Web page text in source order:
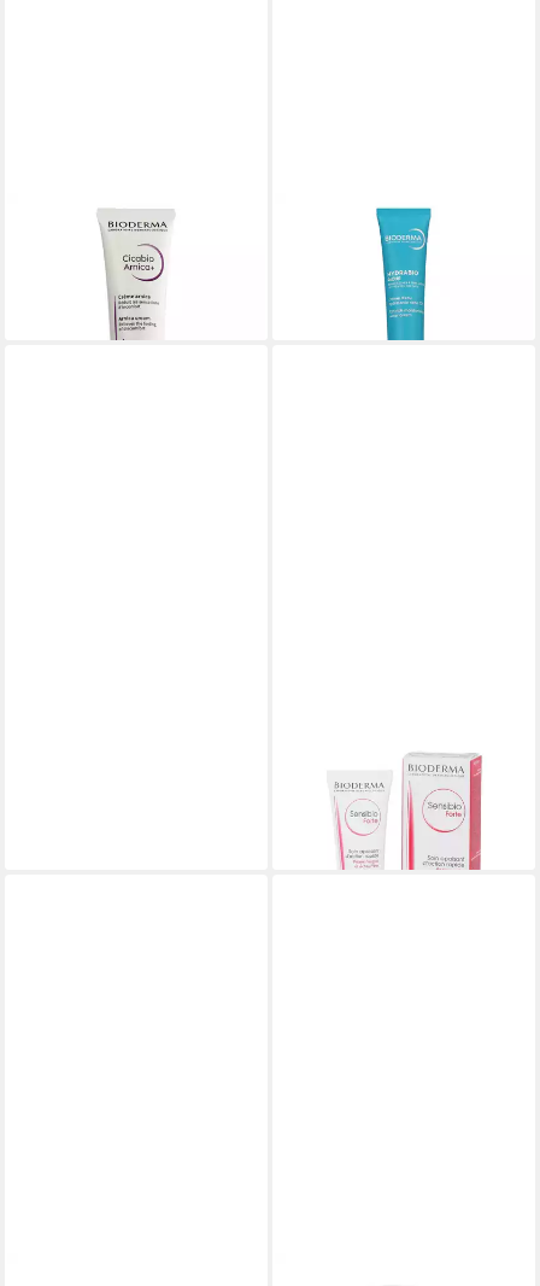
Hautcreme Cicabio
(300,00 €/ 1 l)
lieferbar - in 2-3 Werktagen bei dir
Hautcreme Hydrabio
lieferbar - in 2-3 Werktagen bei dir
Hautcreme Sensibio
13,00 €
(325,00 €/ 1 l)
lieferbar - in 2-3 Werktagen bei dir